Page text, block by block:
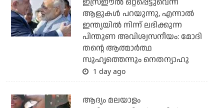
ഇസ്രഈല്‍ ഒറ്റപ്പെട്ടുവെന്ന്
ആളുകള്‍ പറയുന്നു, എന്നാല്‍
ഇന്ത്യയില്‍ നിന്ന് ലഭിക്കുന്ന
പിന്തുണ അവിശ്വസനീയം: മോദി
തന്റെ ആത്മാര്‍ത്ഥ
സുഹൃത്തെന്നും നെതന്യാഹു
1 day ago
ആദ്യം മലയാളം